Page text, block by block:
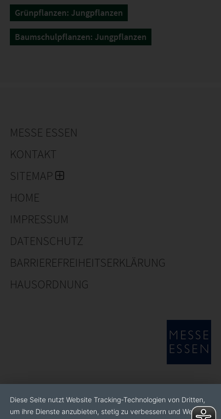
Grünpflanzen: Jungpflanzen
Baumschulpflanzen: Jungpflanzen
MESSE ESSEN
KONTAKT
SITEMAP
HOME
IMPRESSUM
DATENSCHUTZ
BARRIEREFREIHEITSERKLÄRUNG
HAUSORDNUNG
Diese Seite nutzt Website Tracking-Technologien von Dritten,
um ihre Dienste anzubieten, stetig zu verbessern und Werbung